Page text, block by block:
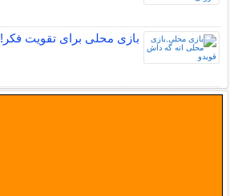
بازی محلی برای تقویت فکر!